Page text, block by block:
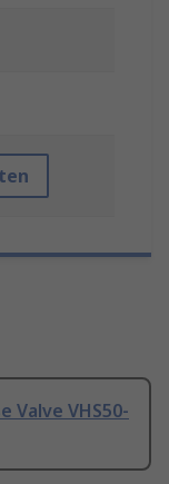
Valve VHS50-